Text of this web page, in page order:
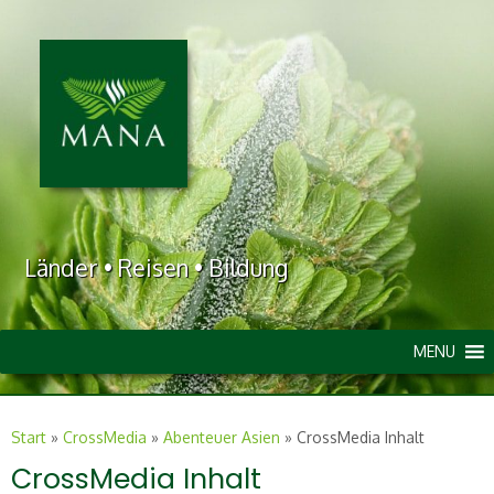
Länder • Reisen • Bildung
MENU
Start » CrossMedia » Abenteuer Asien » CrossMedia Inhalt
CrossMedia Inhalt